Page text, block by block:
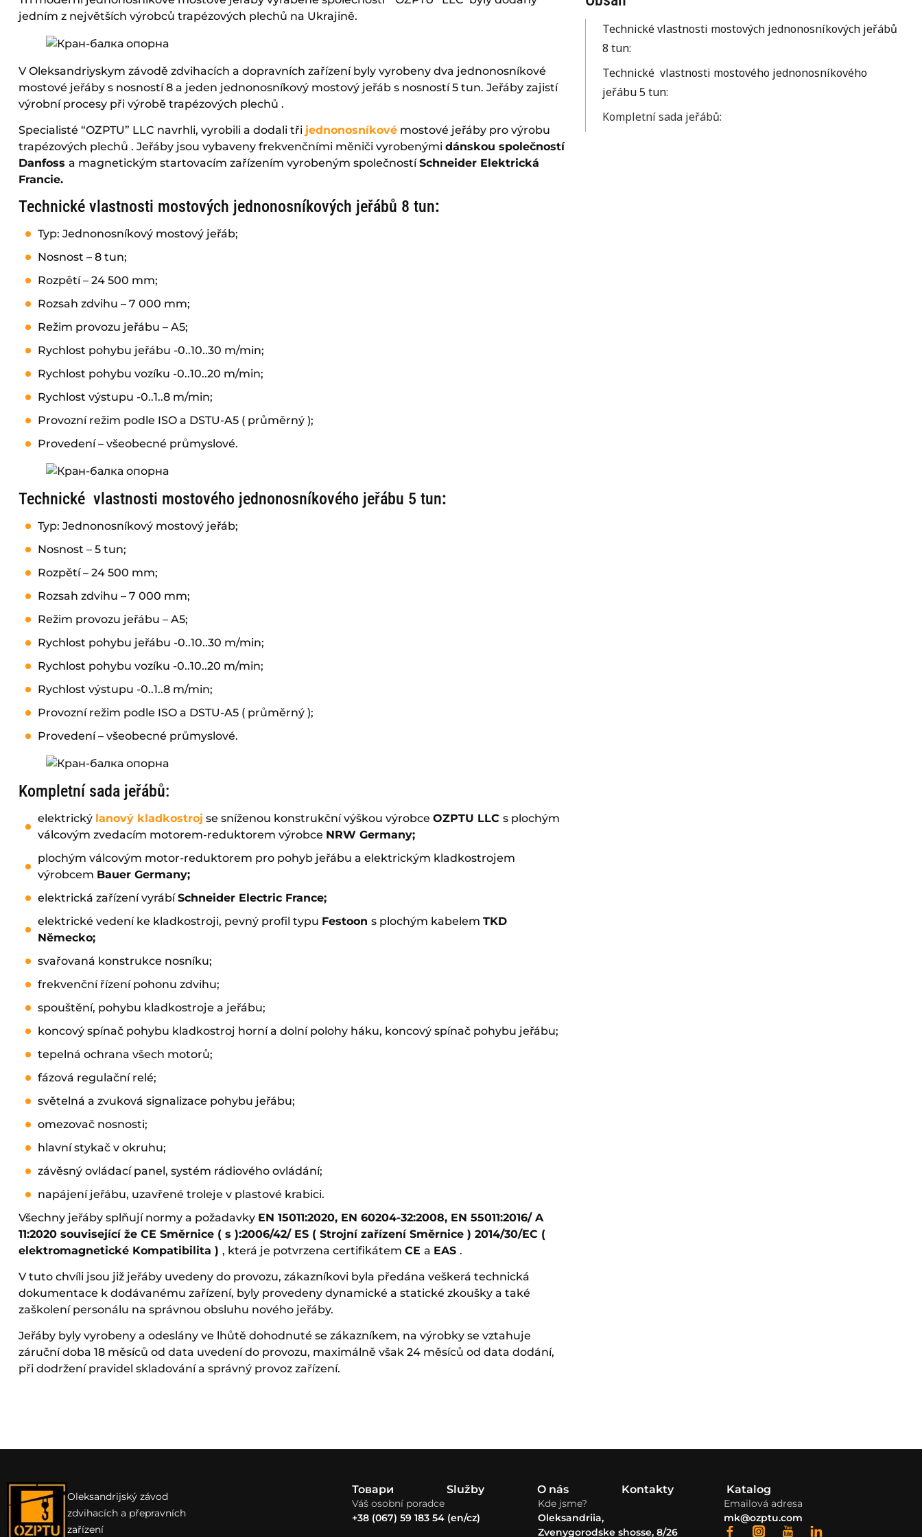
jedním z největších výrobců trapézových plechů na Ukrajině.
V Oleksandriyskуm závodě zdvihacích a dopravních zařízení byly vyrobeny dva jednonosníkové
mostové jeřáby s nosností 8 a jeden jednonosníkový mostový jeřáb s nosností 5 tun. Jeřáby zajistí
výrobní procesy při výrobě trapézových plechů .
Specialisté “OZPTU” LLC navrhli, vyrobili a dodali tři jednonosníkovémostové jeřáby pro výrobu
trapézových plechů . Jeřáby jsou vybaveny frekvenčními měniči vyrobenými dánskou společností
Danfoss a magnetickým startovacím zařízením vyrobeným společnostíSchneider Elektrická
Francie.
Technické vlastnosti mostových jednonosníkových jeřábů 8 tun:
Typ: Jednonosníkový mostový jeřáb;
Nosnost – 8 tun;
Rozpětí – 24 500 mm;
Rozsah zdvihu – 7 000 mm;
Režim provozu jeřábu – A5;
Rychlost pohybu jeřábu -0..10..30 m/min;
Rychlost pohybu vozíku -0..10..20 m/min;
Rychlost výstupu -0..1..8 m/min;
Provozní režim podle ISO a DSTU-A5 ( průměrný );
Provedení – všeobecné průmyslové.
Technické vlastnosti mostového jednonosníkového jeřábu 5 tun:
Typ: Jednonosníkový mostový jeřáb;
Nosnost – 5 tun;
Rozpětí – 24 500 mm;
Rozsah zdvihu – 7 000 mm;
Režim provozu jeřábu – A5;
Rychlost pohybu jeřábu -0..10..30 m/min;
Rychlost pohybu vozíku -0..10..20 m/min;
Rychlost výstupu -0..1..8 m/min;
Provozní režim podle ISO a DSTU-A5 ( průměrný );
Provedení – všeobecné průmyslové.
Kompletní sada jeřábů:
elektrický lanový kladkostroj se sníženou konstrukční výškou výrobce OZPTU LLC s plochým
válcovým zvedacím motorem-reduktorem výrobce NRW Germany;
plochým válcovým motor-reduktorem pro pohyb jeřábu a elektrickým kladkostrojem
výrobcem Bauer Germany;
elektrická zařízení vyrábíSchneider Electric France;
elektrické vedení ke kladkostroji, pevný profil typu Festoon s plochým kabelem TKD
Německo;
svařovaná konstrukce nosníku;
frekvenční řízení pohonu zdvihu;
spouštění, pohybu kladkostroje a jeřábu;
koncový spínač pohybu kladkostroj horní a dolní polohy háku, koncový spínač pohybu jeřábu;
tepelná ochrana všech motorů;
fázová regulační relé;
světelná a zvuková signalizace pohybu jeřábu;
omezovač nosnosti;
hlavní stykač v okruhu;
závěsný ovládací panel, systém rádiového ovládání;
napájení jeřábu, uzavřené troleje v plastové krabici.
Všechny jeřáby splňují normy a požadavky EN 15011:2020, EN 60204-32:2008, EN 55011:2016/ A
11:2020 související že CE Směrnice ( s ):2006/42/ ES ( Strojní zařízení Směrnice ) 2014/30/EC (
elektromagnetické Kompatibilita ) , která je potvrzena certifikátem CE a EAS .
V tuto chvíli jsou již jeřáby uvedeny do provozu, zákazníkovi byla předána veškerá technická
dokumentace k dodávanému zařízení, byly provedeny dynamické a statické zkoušky a také
zaškolení personálu na správnou obsluhu nového jeřáby.
Jeřáby byly vyrobeny a odeslány ve lhůtě dohodnuté se zákazníkem, na výrobky se vztahuje
záruční doba 18 měsíců od data uvedení do provozu, maximálně však 24 měsíců od data dodání,
při dodržení pravidel skladování a správný provoz zařízení.
Technické vlastnosti mostových jednonosníkových jeřábů
8 tun:
Technické vlastnosti mostového jednonosníkového
jeřábu 5 tun:
Kompletní sada jeřábů:
Oleksandrijský závod
zdvihacích a přepravních
zařízení
Товари Služby O nás Kontakty Katalog
Váš osobní poradce
+38 (067) 59 183 54 (en/cz)
Kde jsme?
Oleksandriia,
Zvenygorodske shosse, 8/26
Emailová adresa
mk@ozptu.com